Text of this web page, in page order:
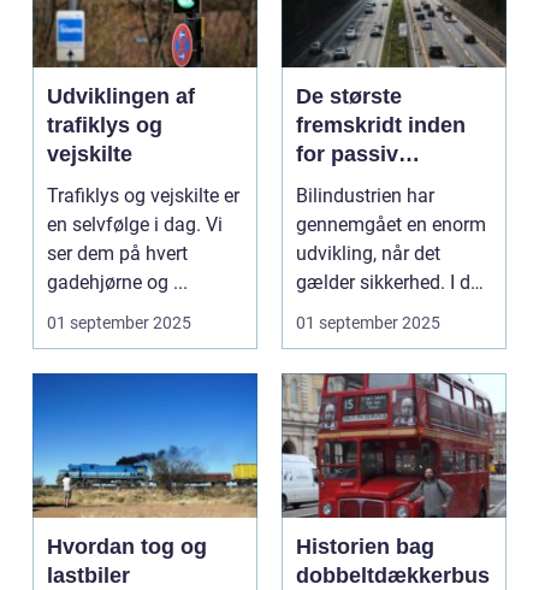
Udviklingen af
trafiklys og
vejskilte
Trafiklys og vejskilte er
en selvfølge i dag. Vi
ser dem på hvert
gadehjørne og ...
01 september 2025
De største
fremskridt inden
for passiv
sikkerhed i biler
Bilindustrien har
gennemgået en enorm
udvikling, når det
gælder sikkerhed. I dag
e...
01 september 2025
Hvordan tog og
lastbiler
Historien bag
dobbeltdækkerbus